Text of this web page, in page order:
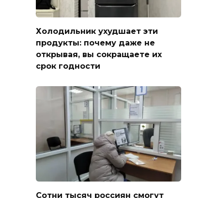
Холодильник ухудшает эти
продукты: почему даже не
открывая, вы сокращаете их
срок годности
Сотни тысяч россиян смогут